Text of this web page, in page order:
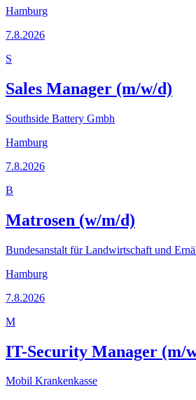
Hamburg
7.8.2026
S
Sales Manager (m/w/d)
Southside Battery Gmbh
Hamburg
7.8.2026
B
Matrosen (w/m/d)
Bundesanstalt für Landwirtschaft und
Hamburg
7.8.2026
M
IT-Security Manager (m/
Mobil Krankenkasse